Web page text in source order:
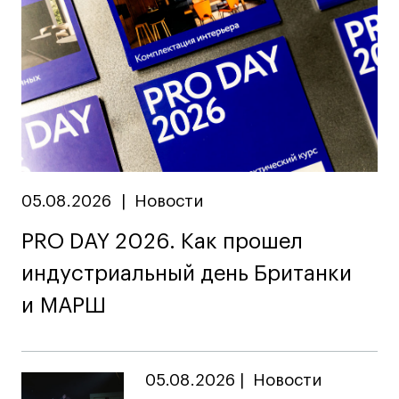
Карьера
Ассоциация выпускников
Центр карьеры
Живые проекты
Конкурсы
Участие в выставках
Летние стажировки
Работы студентов
Участие в выставках
Britanka New Creatives
05.08.2026 Новости
PRO DAY 2026. Как прошел
индустриальный день Британки
и МАРШ
05.08.2026 Новости